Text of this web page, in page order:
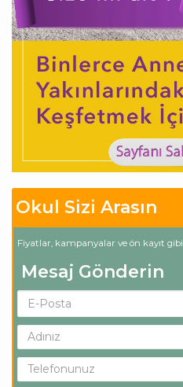
Okul Sizi Arasın
Fiyatlar, kampanyalar ve ön kayıt gibi
Mesaj Gönderin